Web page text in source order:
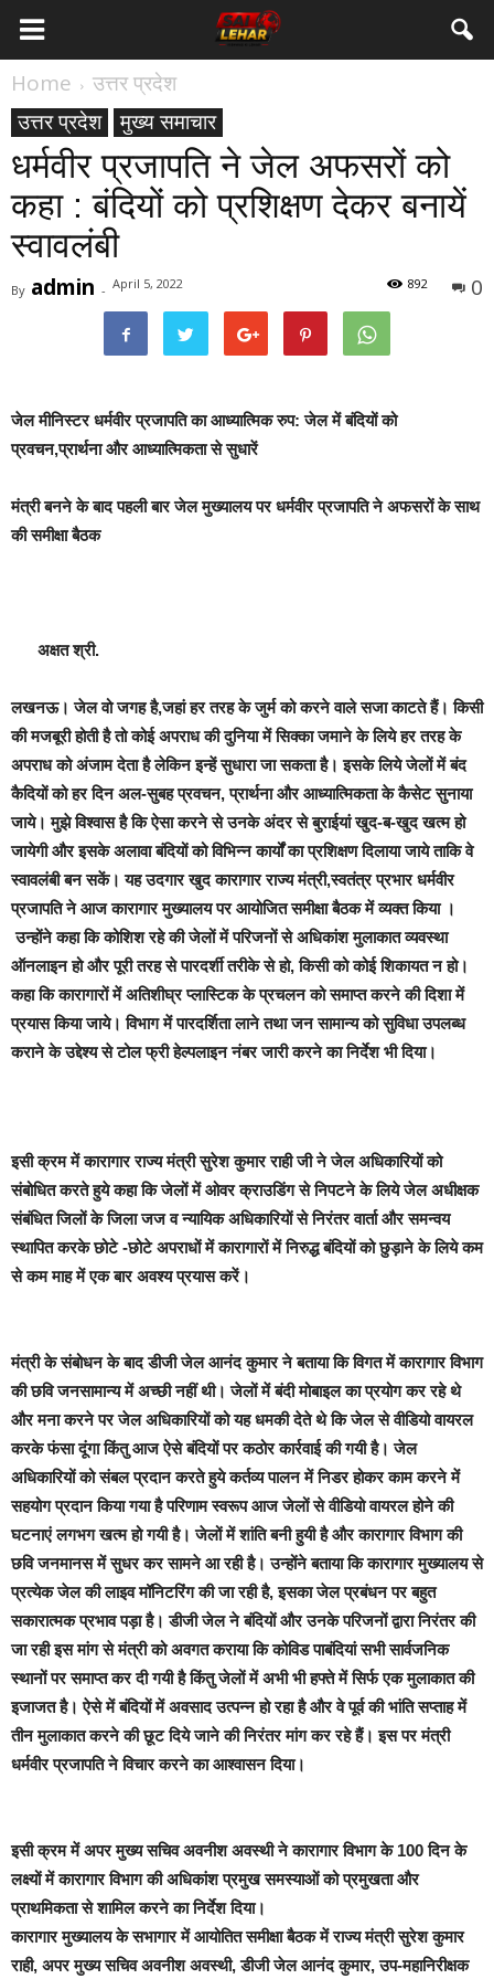
Home
उत्तर प्रदेश
उत्तर प्रदेश
मुख्य समाचार
धर्मवीर प्रजापति ने जेल अफसरों को
कहा : बंदियों को प्रशिक्षण देकर बनायें
स्वावलंबी
By admin - April 5, 2022 0
892
जेल मीनिस्टर धर्मवीर प्रजापति का आध्यात्मिक रुप: जेल में बंदियों को
प्रवचन,प्रार्थना और आध्यात्मिकता से सुधारें
मंत्री बनने के बाद पहली बार जेल मुख्यालय पर धर्मवीर प्रजापति ने अफसरों के साथ
की समीक्षा बैठक
अक्षत श्री.
लखनऊ। जेल वो जगह है,जहां हर तरह के जुर्म को करने वाले सजा काटते हैं। किसी
की मजबूरी होती है तो कोई अपराध की दुनिया में सिक्का जमाने के लिये हर तरह के
अपराध को अंजाम देता है लेकिन इन्हें सुधारा जा सकता है। इसके लिये जेलों में बंद
कैदियों को हर दिन अल-सुबह प्रवचन, प्रार्थना और आध्यात्मिकता के कैसेट सुनाया
जाये। मुझे विश्वास है कि ऐसा करने से उनके अंदर से बुराईयां खुद-ब-खुद खत्म हो
जायेगी और इसके अलावा बंदियों को विभिन्न कार्यों का प्रशिक्षण दिलाया जाये ताकि वे
स्वावलंबी बन सकें।यह उदगार खुद कारागार राज्य मंत्री,स्वतंत्र प्रभार धर्मवीर
प्रजापति ने आज कारागार मुख्यालय पर आयोजित समीक्षा बैठक में व्यक्त किया ।
उन्होंने कहा कि कोशिश रहे की जेलों में परिजनों से अधिकांश मुलाकात व्यवस्था
ऑनलाइन हो और पूरी तरह से पारदर्शी तरीके से हो, किसी को कोई शिकायत न हो।
कहा कि कारागारों में अतिशीघ्र प्लास्टिक के प्रचलन को समाप्त करने की दिशा में
प्रयास किया जाये। विभाग में पारदर्शिता लाने तथा जन सामान्य को सुविधा उपलब्ध
कराने के उद्देश्य से टोल फ्री हेल्पलाइन नंबर जारी करने का निर्देश भी दिया।
इसी क्रम में कारागार राज्य मंत्री सुरेश कुमार राही जी ने जेल अधिकारियों को
संबोधित करते हुये कहा कि जेलों में ओवर क्राउडिंग से निपटने के लिये जेल अधीक्षक
संबंधित जिलों के जिला जज व न्यायिक अधिकारियों से निरंतर वार्ता और समन्वय
स्थापित करके छोटे -छोटे अपराधों में कारागारों में निरुद्ध बंदियों को छुड़ाने के लिये कम
से कम माह में एक बार अवश्य प्रयास करें।
मंत्री के संबोधन के बाद डीजी जेल आनंद कुमार ने बताया कि विगत में कारागार विभाग
की छवि जनसामान्य में अच्छी नहीं थी। जेलों में बंदी मोबाइल का प्रयोग कर रहे थे
और मना करने पर जेल अधिकारियों को यह धमकी देते थे कि जेल से वीडियो वायरल
करके फंसा दूंगा किंतु आज ऐसे बंदियों पर कठोर कार्रवाई की गयी है। जेल
अधिकारियों को संबल प्रदान करते हुये कर्तव्य पालन में निडर होकर काम करने में
सहयोग प्रदान किया गया है परिणाम स्वरूप आज जेलों से वीडियो वायरल होने की
घटनाएं लगभग खत्म हो गयी है। जेलों में शांति बनी हुयी है और कारागार विभाग की
छवि जनमानस में सुधर कर सामने आ रही है। उन्होंने बताया कि कारागार मुख्यालय से
प्रत्येक जेल की लाइव मॉनिटरिंग की जा रही है, इसका जेल प्रबंधन पर बहुत
सकारात्मक प्रभाव पड़ा है। डीजी जेल ने बंदियों और उनके परिजनों द्वारा निरंतर की
जा रही इस मांग से मंत्री को अवगत कराया कि कोविड पाबंदियां सभी सार्वजनिक
स्थानों पर समाप्त कर दी गयी है किंतु जेलों में अभी भी हफ्ते में सिर्फ एक मुलाकात की
इजाजत है। ऐसे में बंदियों में अवसाद उत्पन्न हो रहा है और वे पूर्व की भांति सप्ताह में
तीन मुलाकात करने की छूट दिये जाने की निरंतर मांग कर रहे हैं। इस पर मंत्री
धर्मवीर प्रजापति ने विचार करने का आश्वासन दिया।
इसी क्रम में अपर मुख्य सचिव अवनीश अवस्थी ने कारागार विभाग के 100 दिन के
लक्ष्यों में कारागार विभाग की अधिकांश प्रमुख समस्याओं को प्रमुखता और
प्राथमिकता से शामिल करने का निर्देश दिया।
कारागार मुख्यालय के सभागार में आयोतित समीक्षा बैठक में राज्य मंत्री सुरेश कुमार
राही, अपर मुख्य सचिव अवनीश अवस्थी, डीजी जेल आनंद कुमार, उप-महानिरीक्षक